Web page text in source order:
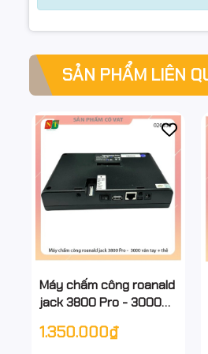
SẢN PHẨM LIÊN
Máy chấm công roanald
jack 3800 Pro - 3000
Hỗ trợ cài qua untra
1.350.000₫